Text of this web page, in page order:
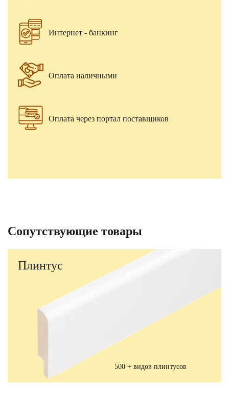
Интернет - банкинг
Оплата наличными
Оплата через портал поставщиков
Сопутствующие товары
Плинтус
500 + видов плинтусов